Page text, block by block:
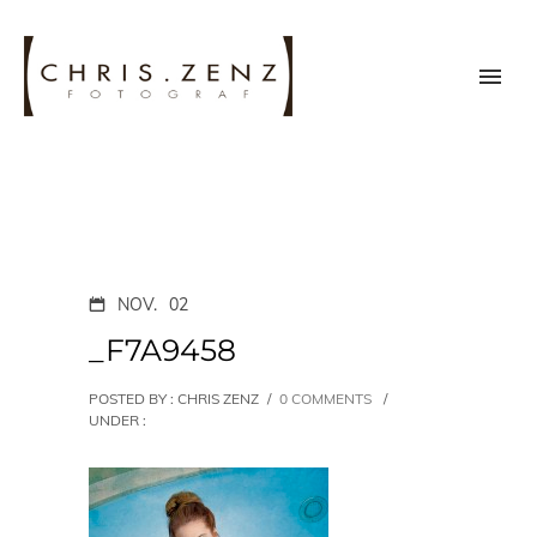
NOV. 02
_F7A9458
POSTED BY : CHRIS ZENZ / 0 COMMENTS
/
UNDER :